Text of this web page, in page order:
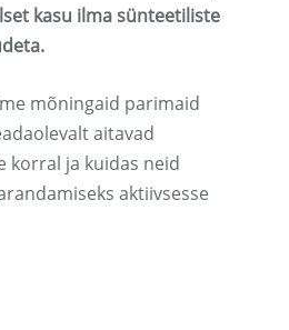
kasu ilma sünteetiliste
mõningaid parimaid
aitavad
korral ja kuidas neid
aktiivsesse